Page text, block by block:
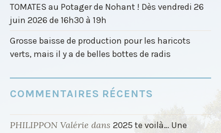
TOMATES au Potager de Nohant ! Dès vendredi 26
juin 2026 de 16h30 à 19h
Grosse baisse de production pour les haricots
verts, mais il y a de belles bottes de radis
COMMENTAIRES RÉCENTS
PHILIPPON Valérie dans 2025 te voilà… Une